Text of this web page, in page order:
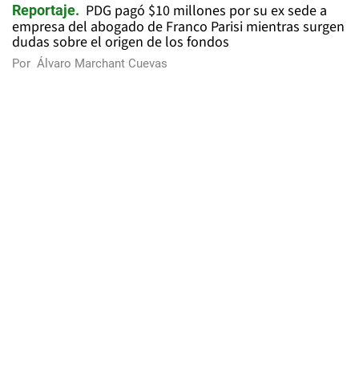
Reportaje
PDG pagó $10 millones por su ex sede a
empresa del abogado de Franco Parisi mientras surgen
dudas sobre el origen de los fondos
Por Álvaro Marchant Cuevas